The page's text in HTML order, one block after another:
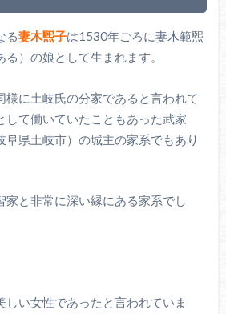
る妻木煕子は1530年ごろに妻木範煕
る）の娘として生まれます。
様に土岐氏の分家であると言われて
して働いていたこともあった武家
阜県土岐市）の城主の家系でもあり
家と非常に深い縁にある家系でし
しい女性であったと言われていま